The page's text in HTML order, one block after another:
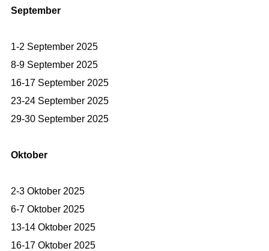
September
1-2 September 2025
8-9 September 2025
16-17 September 2025
23-24 September 2025
29-30 September 2025
Oktober
2-3 Oktober 2025
6-7 Oktober 2025
13-14 Oktober 2025
16-17 Oktober 2025